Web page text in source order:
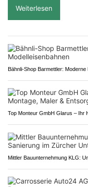
Weiterlesen
Bähnli-Shop Barmettler:
Top Monteur GmbH Glarus – Ihr
Mittler Bauunternehmung KLG: